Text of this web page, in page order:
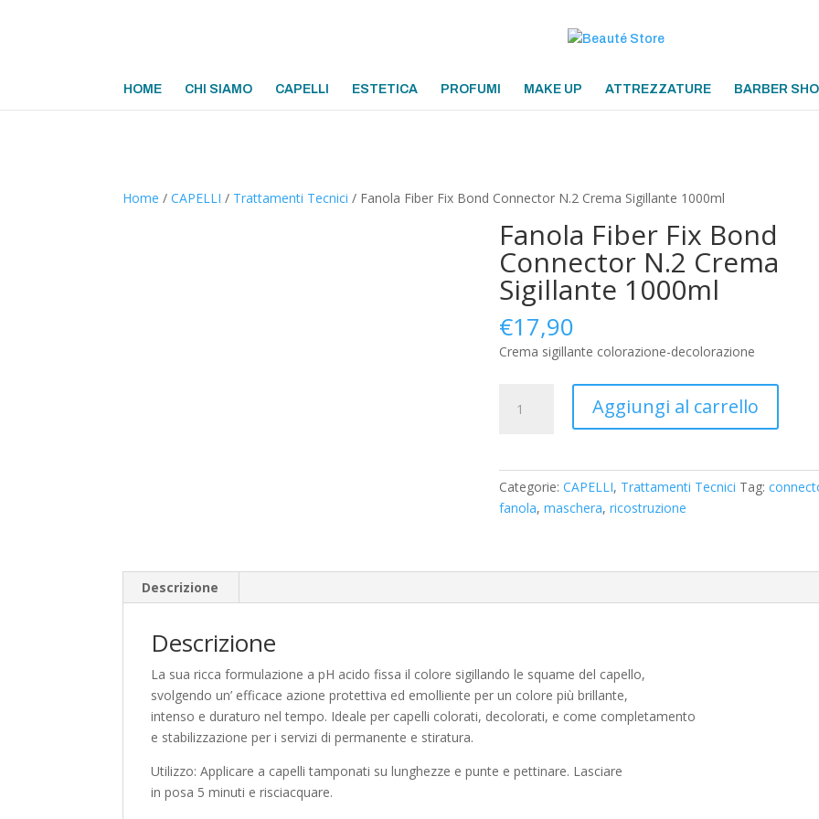
HOME CHI SIAMO CAPELLI ESTETICA PROFUMI MAKE UP ATTREZZATURE BARBER
Home /CAPELLI / Trattamenti Tecnici / Fanola Fiber Fix Bond Connector N.2 Crema Sigillante 1000ml
Fanola Fiber Fix Bond
Connector N.2 Crema
Sigillante 1000ml
€17,90
Crema sigillante colorazione-decolorazione
Fiber
N.2
Crema
Aggiungi al carrello
Categorie:CAPELLI, Trattamenti Tecnici Tag:
fanola,maschera,ricostruzione
Descrizione
Descrizione
La sua ricca formulazione a pH acido fissa il colore sigillando le squame del capello,
svolgendo un’ efficace azione protettiva ed emolliente per un colore più brillante,
intenso e duraturo nel tempo. Ideale per capelli colorati, decolorati, e come completamento
e stabilizzazione per i servizi di permanente e stiratura.
Utilizzo: Applicare a capelli tamponati su lunghezze e punte e pettinare. Lasciare
in posa 5 minuti e risciacquare.